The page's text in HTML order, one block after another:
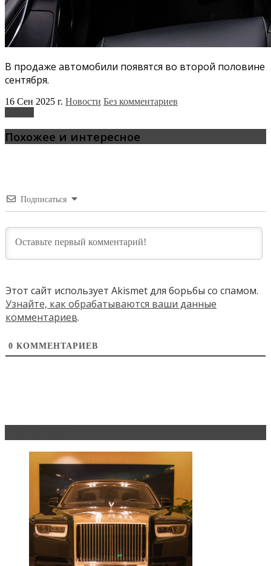
В продаже автомобили появятся во второй половине
сентября.
16 Сен 2025 г. Новости Без комментариев
Похожее и интересное
Подписаться
Этот сайт использует Akismet для борьбы со спамом.
Узнайте, как обрабатываются ваши данные
комментариев.
0 КОММЕНТАРИЕВ